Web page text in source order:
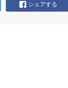
シェアする